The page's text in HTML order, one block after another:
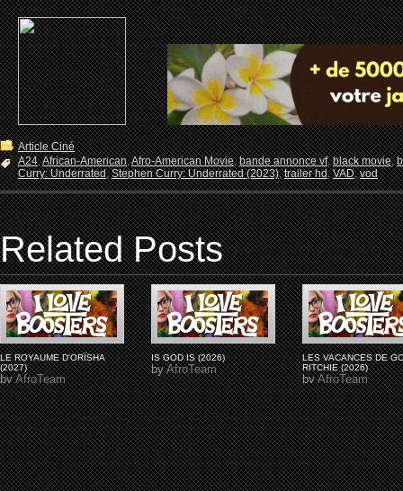
Article Ciné
A24,African-American,Afro-American Movie,bande annonce vf,black movie,
Curry: Underrated,Stephen Curry: Underrated (2023),trailer hd,VAD,vod
Related Posts
LE ROYAUME D'ORÏSHA
(2027)
byAfroTeam
IS GOD IS (2026)
byAfroTeam
LES VACANCES DE
RITCHIE (2026)
byAfroTeam